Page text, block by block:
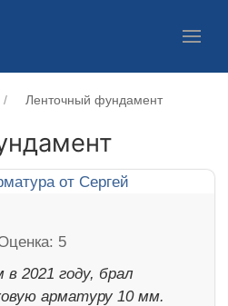
Ленточный фундамент
2021 году, брал
арматуру 10 мм.